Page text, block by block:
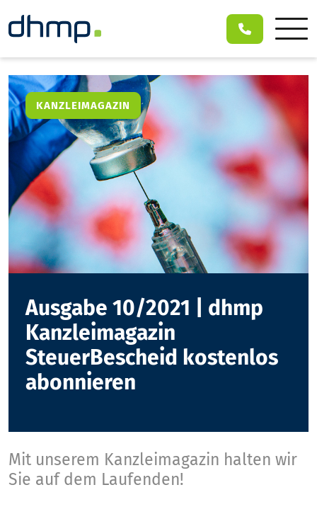
KANZLEIMAGAZIN
Ausgabe 10/2021 | dhmp
Kanzleimagazin
SteuerBescheid kostenlos
abonnieren
Mit unserem Kanzleimagazin halten wir
Sie auf dem Laufenden!